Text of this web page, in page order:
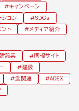
キャンペーン
ョン
SDGs
ト メディア紹介
設業
情報サイト
建設
食関連
ADEX